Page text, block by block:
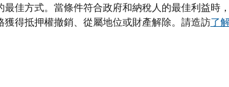
佳方式。當條件符合政府和納稅人的最佳利益時
得抵押權撤銷、從屬地位或財產解除。請造訪了